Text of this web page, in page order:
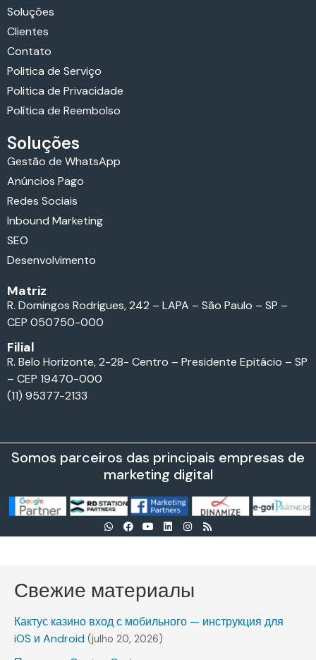
Soluções
Clientes
Contato
Politica de Serviço
Politica de Privacidade
Política de Reembolso
Soluções
Gestão de WhatsApp
Anúncios Pago
Redes Sociais
Inbound Marketing
SEO
Desenvolvimento
Matriz
R. Domingos Rodrigues, 242 – LAPA – São Paulo – SP –
CEP 050750-000
Filial
R. Belo Horizonte, 2-28- Centro – Presidente Epitácio – SP
– CEP 19470-000
(11) 95377-2133
Somos parceiros das principais empresas de
marketing digital
Свежие материалы
Кактус казино вход с мобильного — инструкция для
iOS и Android (julho 20, 2026)